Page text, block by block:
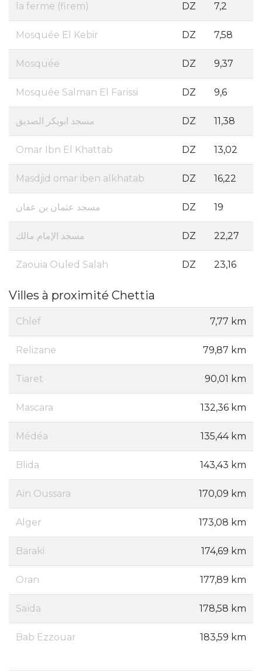
la ferme (firem) DZ 7,2
Mosquée El Kebir DZ 7,58
Mosquée DZ 9,37
Mosquée Salman El Farissi DZ 9,6
مسجد ابوبكر الصديق DZ 11,38
Omar Ibn El Khattab DZ 13,02
Masdjid omar iben alkhatab DZ 16,22
مسجد عثمان بن عفان DZ 19
مسجد الإمام مالك DZ 22,27
Zaouia Ouled Salah DZ 23,16
Villes à proximité Chettia
Chlef 7,77 km
Relizane 79,87 km
Tiaret 90,01 km
Mascara 132,36 km
Médéa 135,44 km
Blida 143,43 km
Aïn Oussara 170,09 km
Alger 173,08 km
Baraki 174,69 km
Oran 177,89 km
Saïda 178,58 km
Bab Ezzouar 183,59 km